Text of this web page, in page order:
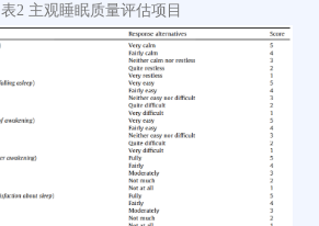
表2 主观睡眠质量评估项目